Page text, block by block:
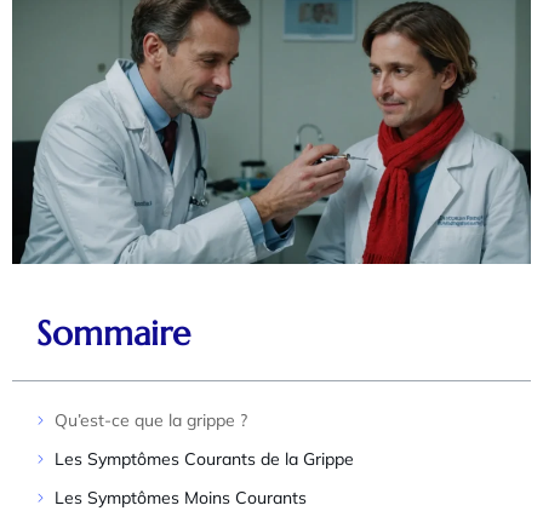
Sommaire
Qu’est-ce que la grippe ?
Les Symptômes Courants de la Grippe
Les Symptômes Moins Courants